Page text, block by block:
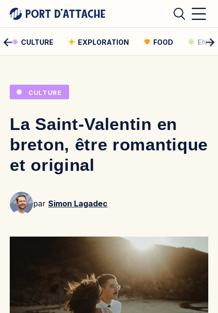
CULTURE EXPLORATION FOOD
Comment pouvons-nous vous aider ?
CULTURE
La Saint-Valentin en
breton, être romantique
et original
par Simon Lagadec